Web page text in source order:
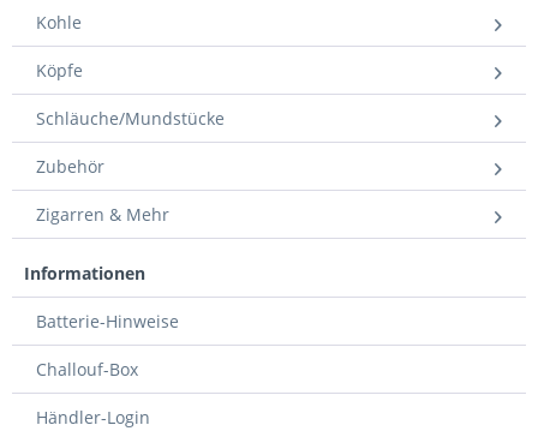
Kohle
Köpfe
Schläuche/Mundstücke
Zubehör
Zigarren & Mehr
Informationen
Batterie-Hinweise
Challouf-Box
Händler-Login